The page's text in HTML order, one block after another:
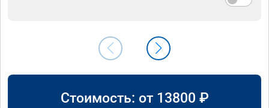
Стоимость: от 13800 ₽